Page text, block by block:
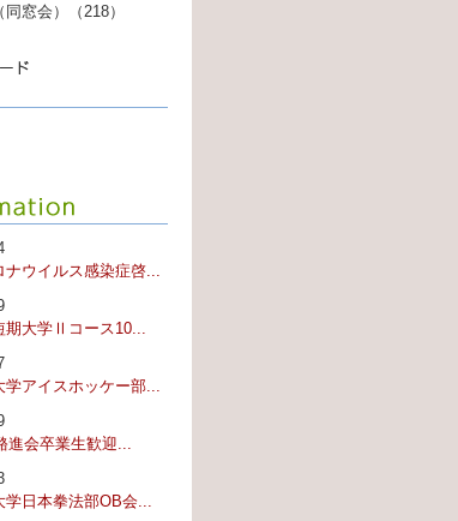
窓会）（218）
ナウイルス感染症啓...
期大学Ⅱコース10...
学アイスホッケー部...
進会卒業生歓迎...
学日本拳法部OB会...